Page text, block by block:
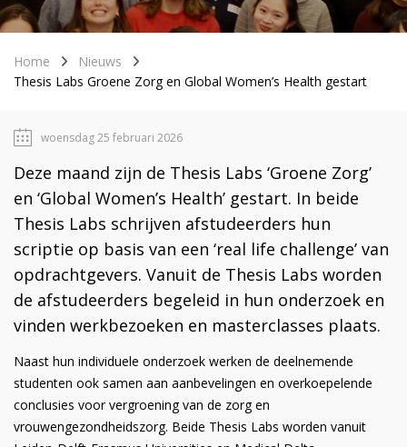
Home
Nieuws
Thesis Labs Groene Zorg en Global Women’s Health gestart
woensdag 25 februari 2026
Deze maand zijn de Thesis Labs ‘Groene Zorg’
en ‘Global Women’s Health’ gestart. In beide
Thesis Labs schrijven afstudeerders hun
scriptie op basis van een ‘real life challenge’ van
opdrachtgevers. Vanuit de Thesis Labs worden
de afstudeerders begeleid in hun onderzoek en
vinden werkbezoeken en masterclasses plaats.
Naast hun individuele onderzoek werken de deelnemende
studenten ook samen aan aanbevelingen en overkoepelende
conclusies voor vergroening van de zorg en
vrouwengezondheidszorg. Beide Thesis Labs worden vanuit